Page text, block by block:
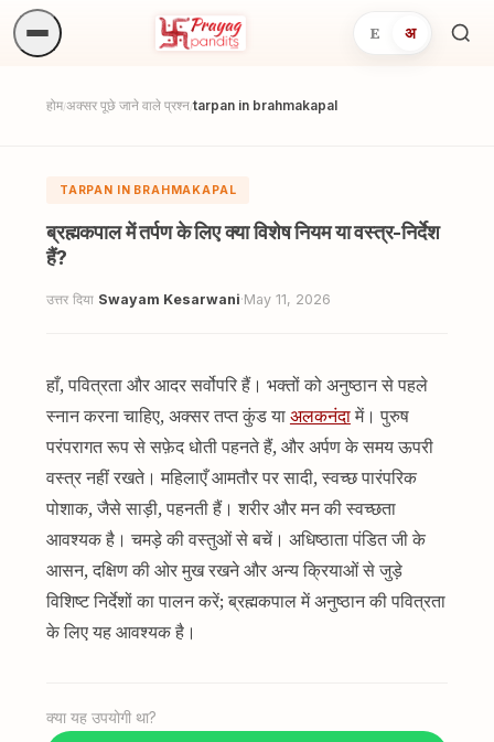
E अ
होम/अक्सर पूछे जाने वाले प्रश्न/tarpan in brahmakapal
TARPAN IN BRAHMAKAPAL
ब्रह्मकपाल में तर्पण के लिए क्या विशेष नियम या वस्त्र-निर्देश
हैं?
उत्तर दिया Swayam Kesarwani·May 11, 2026
हाँ, पवित्रता और आदर सर्वोपरि हैं। भक्तों को अनुष्ठान से पहले
स्नान करना चाहिए, अक्सर तप्त कुंड याअलकनंदामें। पुरुष
परंपरागत रूप से सफ़ेद धोती पहनते हैं, और अर्पण के समय ऊपरी
वस्त्र नहीं रखते। महिलाएँ आमतौर पर सादी, स्वच्छ पारंपरिक
पोशाक, जैसे साड़ी, पहनती हैं। शरीर और मन की स्वच्छता
आवश्यक है। चमड़े की वस्तुओं से बचें। अधिष्ठाता पंडित जी के
आसन, दक्षिण की ओर मुख रखने और अन्य क्रियाओं से जुड़े
विशिष्ट निर्देशों का पालन करें; ब्रह्मकपाल में अनुष्ठान की पवित्रता
के लिए यह आवश्यक है।
क्या यह उपयोगी था?